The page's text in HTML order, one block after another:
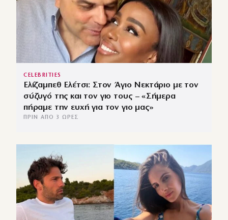
CELEBRITIES
Ελίζαμπεθ Ελέτσι: Στον Άγιο Νεκτάριο με τον
σύζυγό της και τον γιο τους – «Σήμερα
πήραμε την ευχή για τον γιο μας»
ΠΡΙΝ ΑΠΌ 3 ΏΡΕΣ